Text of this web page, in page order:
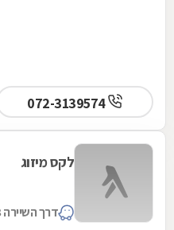
072-3139574
לקס מיזוג
דרך השיירה 8, נהריה